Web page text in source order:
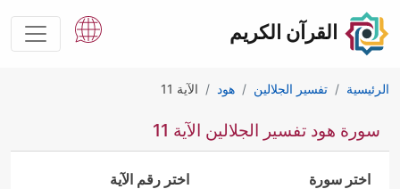
القرآن الكريم
الرئيسية تفسير الجلالين هود الآية 11
سورة هود تفسير الجلالين الآية 11
اختر سورة اختر رقم الآية